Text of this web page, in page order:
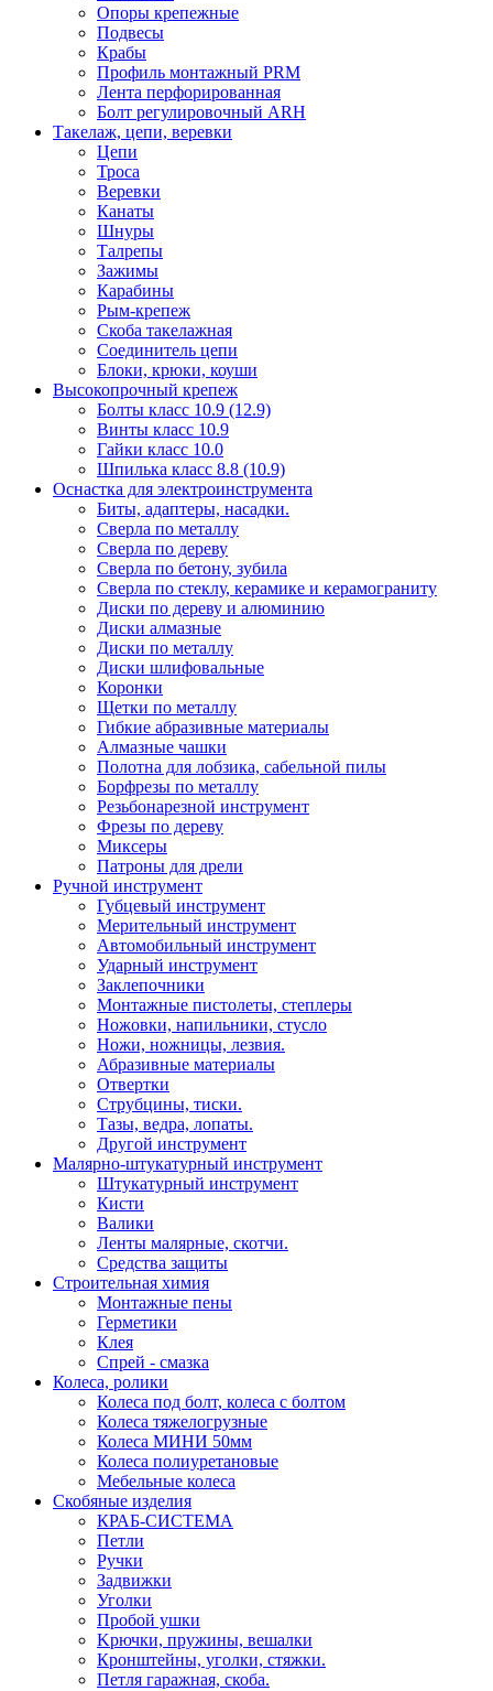
Опоры крепежные
Подвесы
Крабы
Профиль монтажный PRM
Лента перфорированная
Болт регулировочный ARH
Такелаж, цепи, веревки
Цепи
Троса
Веревки
Канаты
Шнуры
Талрепы
Зажимы
Карабины
Рым-крепеж
Скоба такелажная
Соединитель цепи
Блоки, крюки, коуши
Высокопрочный крепеж
Болты класс 10.9 (12.9)
Винты класс 10.9
Гайки класс 10.0
Шпилька класс 8.8 (10.9)
Оснастка для электроинструмента
Биты, адаптеры, насадки.
Сверла по металлу
Сверла по дереву
Сверла по бетону, зубила
Сверла по стеклу, керамике и керамограниту
Диски по дереву и алюминию
Диски алмазные
Диски по металлу
Диски шлифовальные
Коронки
Щетки по металлу
Гибкие абразивные материалы
Алмазные чашки
Полотна для лобзика, сабельной пилы
Борфрезы по металлу
Резьбонарезной инструмент
Фрезы по дереву
Миксеры
Патроны для дрели
Ручной инструмент
Губцевый инструмент
Мерительный инструмент
Автомобильный инструмент
Ударный инструмент
Заклепочники
Монтажные пистолеты, степлеры
Ножовки, напильники, стусло
Ножи, ножницы, лезвия.
Абразивные материалы
Отвертки
Cтрубцины, тиски.
Тазы, ведра, лопаты.
Другой инструмент
Малярно-штукатурный инструмент
Штукатурный инструмент
Кисти
Валики
Ленты малярные, скотчи.
Средства защиты
Строительная химия
Монтажные пены
Герметики
Клея
Спрей - смазка
Колеса, ролики
Колеса под болт, колеса с болтом
Колеса тяжелогрузные
Колеса МИНИ 50мм
Колеса полиуретановые
Мебельные колеса
Скобяные изделия
КРАБ-СИСТЕМА
Петли
Ручки
Задвижки
Уголки
Пробой ушки
Kрючки, пружины, вешалки
Кронштейны, уголки, стяжки.
Петля гаражная, скоба.